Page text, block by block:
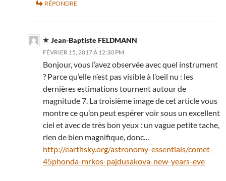
RÉPONDRE
Jean-Baptiste FELDMANN
FÉVRIER 15, 2017 À 12:30 PM
Bonjour, vous l’avez observée avec quel instrument
? Parce qu’elle n’est pas visible à l’oeil nu : les
dernières estimations tournent autour de
magnitude 7. La troisième image de cet article vous
montre ce qu’on peut espérer voir sous un excellent
ciel et avec de très bon yeux : un vague petite tache,
rien de bien magnifique, donc…
http://earthsky.org/astronomy-essentials/comet-
45phonda-mrkos-pajdusakova-new-years-eve